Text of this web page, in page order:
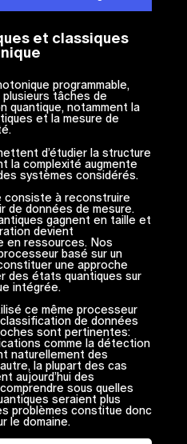
et classiques
programmable,
tâches de
quantique, notamment la
et la mesure de
d’étudier la structure
la complexité augmente
systèmes considérés.
consiste à reconstruire
de données de mesure.
gagnent en taille et
devient
en ressources. Nos
basé sur un
une approche
des états quantiques sur
intégrée.
ce même processeur
de données
sont pertinentes:
comme la détection
naturellement des
la plupart des cas
aujourd’hui des
sous quelles
seraient plus
problèmes constitue donc
le domaine.